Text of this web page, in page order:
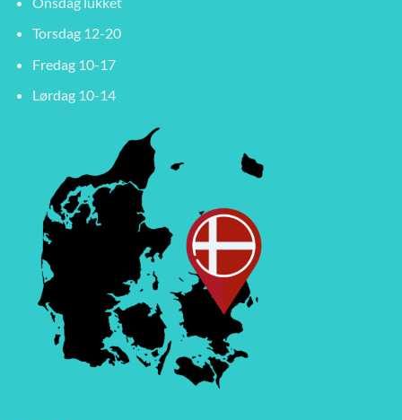
Torsdag 12-20
Fredag 10-17
Lørdag 10-14